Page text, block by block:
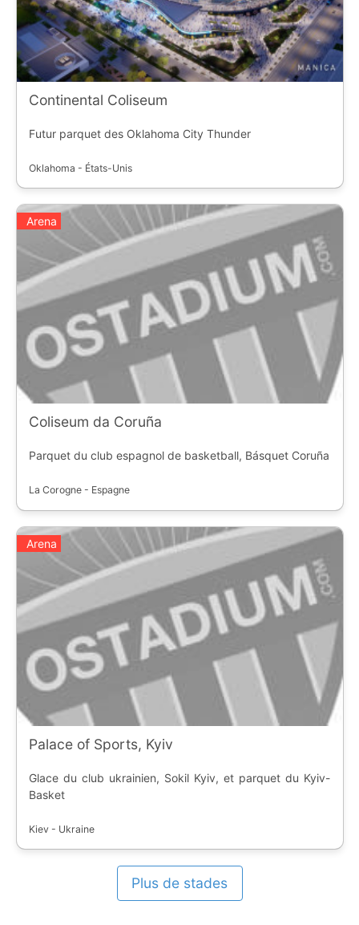
Continental Coliseum
Futur parquet des Oklahoma City Thunder
Oklahoma - États-Unis
Arena
Coliseum da Coruña
Parquet du club espagnol de basketball, Básquet Coruña
La Corogne - Espagne
Arena
Palace of Sports, Kyiv
Glace du club ukrainien, Sokil Kyiv, et parquet du Kyiv-
Basket
Kiev - Ukraine
Plus de stades